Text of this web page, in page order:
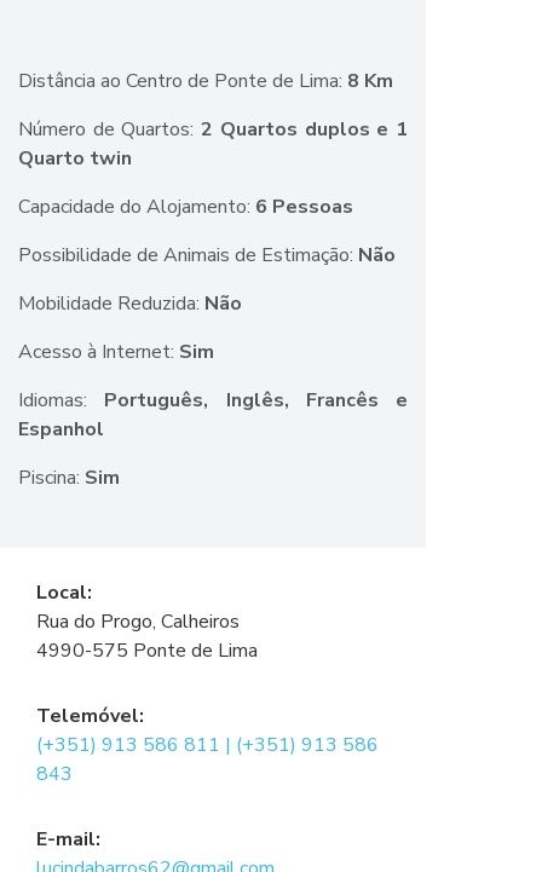
Distância ao Centro de Ponte de Lima: 8 Km
Número de Quartos:2 Quartos duplos e 1
Quarto twin
Capacidade do Alojamento: 6 Pessoas
Possibilidade de Animais de Estimação: Não
Mobilidade Reduzida: Não
Acesso à Internet: Sim
Idiomas: Português, Inglês, Francês e
Espanhol
Piscina: Sim
Local:
Rua do Progo, Calheiros
4990-575 Ponte de Lima
Telemóvel:
(+351) 913 586 811 | (+351) 913 586
843
E-mail: